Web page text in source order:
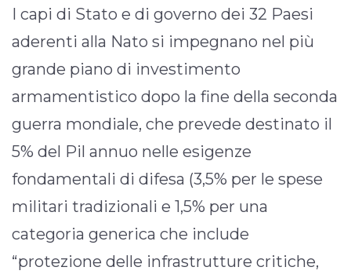
I capi di Stato e di governo dei 32 Paesi
aderenti alla Nato si impegnano nel più
grande piano di investimento
armamentistico dopo la fine della seconda
guerra mondiale, che prevede destinato il
5% del Pil annuo nelle esigenze
fondamentali di difesa (3,5% per le spese
militari tradizionali e 1,5% per una
categoria generica che include
“protezione delle infrastrutture critiche,